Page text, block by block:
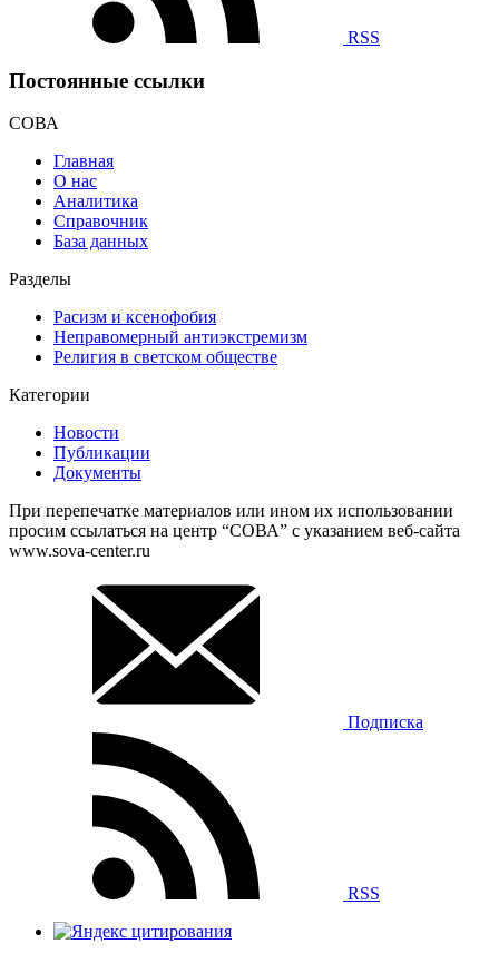
RSS
Постоянные ссылки
СОВА
Главная
О нас
Аналитика
Справочник
База данных
Разделы
Расизм и ксенофобия
Неправомерный антиэкстремизм
Религия в светском обществе
Категории
Новости
Публикации
Документы
При перепечатке материалов или ином их использовании
просим ссылаться на центр “СОВА” с указанием веб-сайта
www.sova-center.ru
Подписка
RSS